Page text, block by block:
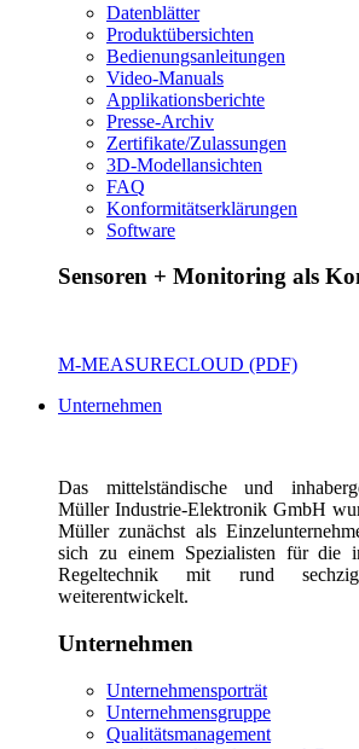
Datenblätter
Produktübersichten
Bedienungsanleitungen
Video-Manuals
Applikationsberichte
Presse-Archiv
Zertifikate/Zulassungen
3D-Modellansichten
FAQ
Konformitätserklärungen
Software
Sensoren + Monitoring als
M-MEASURECLOUD (PDF)
Unternehmen
Das mittelständische und
Müller Industrie-Elektronik GmbH
Müller zunächst als
sich zu einem Spezialisten für die
Regeltechnik mit rund sechzig
weiterentwickelt.
Unternehmen
Unternehmensporträt
Unternehmensgruppe
Qualitätsmanagement